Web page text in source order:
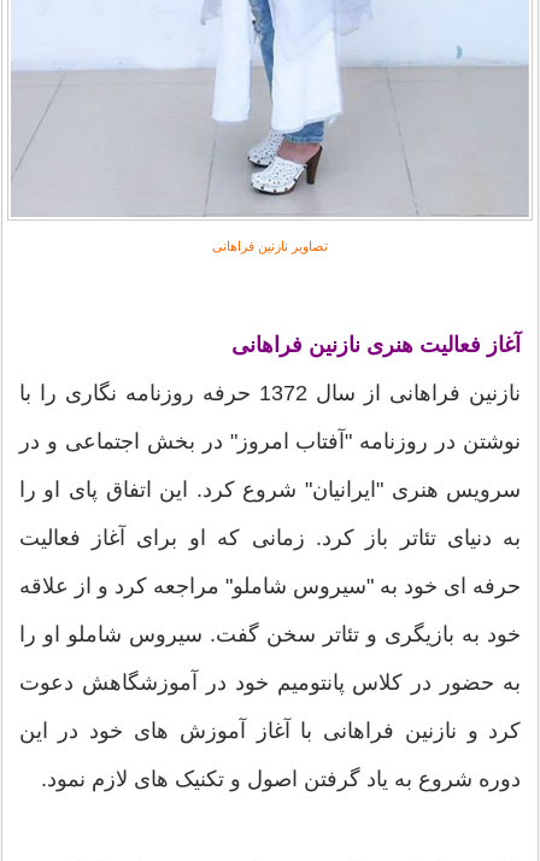
تصاویر نازنین فراهانی
آغاز فعالیت هنری نازنین فراهانی
نازنین فراهانی از سال 1372 حرفه روزنامه نگاری را با
نوشتن در روزنامه "آفتاب امروز" در بخش اجتماعی و در
سرویس هنری "ایرانیان" شروع کرد. این اتفاق پای او را
به دنیای تئاتر باز کرد. زمانی که او برای آغاز فعالیت
حرفه ای خود به "سیروس شاملو" مراجعه کرد و از علاقه
خود به بازیگری و تئاتر سخن گفت. سیروس شاملو او را
به حضور در کلاس پانتومیم خود در آموزشگاهش دعوت
کرد و نازنین فراهانی با آغاز آموزش های خود در این
دوره شروع به یاد گرفتن اصول و تکنیک های لازم نمود.